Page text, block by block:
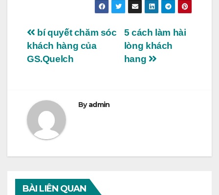
Điều
hướng
viết
5 cách làm hài
lòng khách
hang
bí quyết chăm sóc
khách hàng của
GS.Quelch
Byadmin
BÀI LIÊN QUAN